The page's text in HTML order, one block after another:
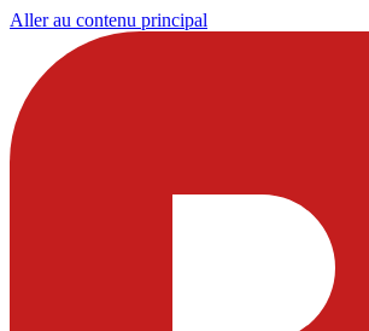
Aller au contenu principal